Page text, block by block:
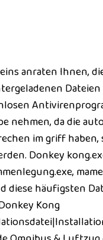
anraten Ihnen,
nehmen, da die
im griff haben,
Donkey
diese häufigsten
Kong